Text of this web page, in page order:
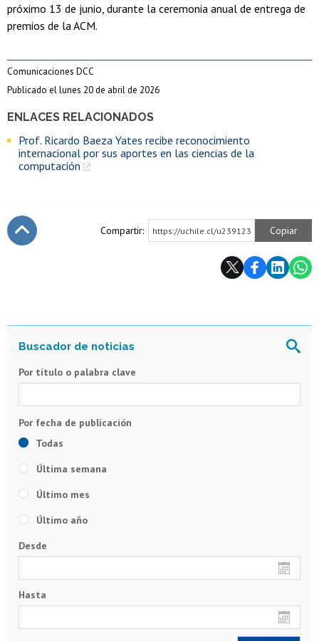
ENLACES RELACIONADOS
Prof. Ricardo Baeza Yates recibe reconocimiento
internacional por sus aportes en las ciencias de la
computación
próximo 13 de junio, durante la ceremonia anual de entrega de
premios de la ACM.
Comunicaciones DCC
Publicado el lunes 20 de abril de 2026
Compartir: https://uchile.cl/u239123 Copiar
Por título o palabra clave
Todas
Última semana
Último mes
Último año
Desde
Hasta